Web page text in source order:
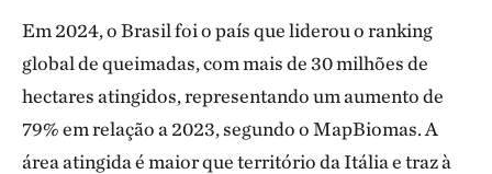
Em 2024, o Brasil foi o país que liderou o ranking
global de queimadas, com mais de 30 milhões de
hectares atingidos, representando um aumento de
79% em relação a 2023, segundo o MapBiomas. A
área atingida é maior que território da Itália e traz à